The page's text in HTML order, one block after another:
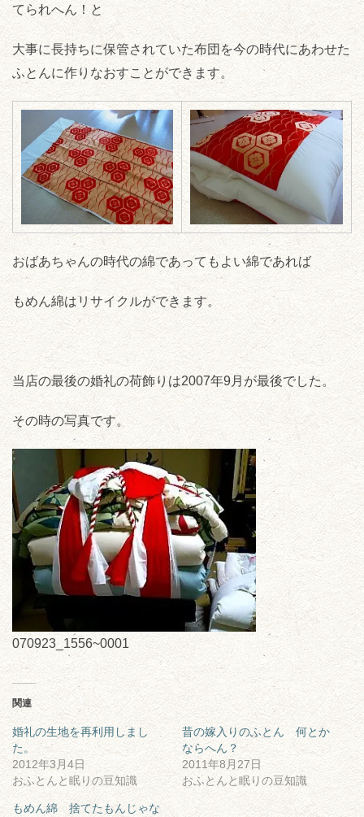
てられへん！と
大事に長持ちに保管されていた布団を今の時代にあわせた
ふとんに作りなおすことができます。
おばあちゃんの時代の綿であってもよい綿であれば
もめん綿はリサイクルができます。
当店の最後の婚礼の荷飾りは2007年9月が最後でした。
その時の写真です。
070923_1556~0001
関連
婚礼の生地を再利用しまし
た。
2012年3月4日
おふとんと眠りの豆知識
昔の嫁入りのふとん 何とか
ならへん？
2011年8月27日
おふとんと眠りの豆知識
もめん綿 捨てたもんじゃな